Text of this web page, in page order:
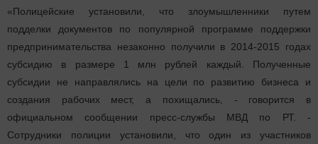
«Полицейские установили, что злоумышленники путем
подделки документов по популярной программе поддержки
предпринимательства незаконно получили в 2014-2015 годах
субсидию в размере 1 млн рублей каждый. Полученные
субсидии не направлялись на цели по развитию бизнеса и
создания рабочих мест, а похищались, - говорится в
официальном сообщении пресс-службы МВД по РТ. -
Сотрудники полиции установили, что один из участников